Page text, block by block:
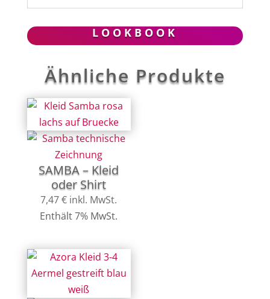
LOOKBOOK
Ähnliche Produkte
SAMBA – Kleid
oder Shirt
7,47€ inkl. MwSt.
Enthält 7% MwSt.